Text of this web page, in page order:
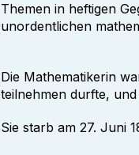
Themen in heftigen
unordentlichen
Die Mathematikerin
teilnehmen durfte,
Sie starb am 27. Juni